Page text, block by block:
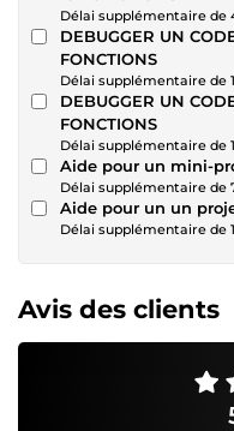
Délai supplémentaire de
DEBUGGER UN
FONCTIONS
Délai supplémentaire de
DEBUGGER UN
FONCTIONS
Délai supplémentaire de
Aide pour un mini-
Délai supplémentaire de
Aide pour un un
Délai supplémentaire de
Avis des clients